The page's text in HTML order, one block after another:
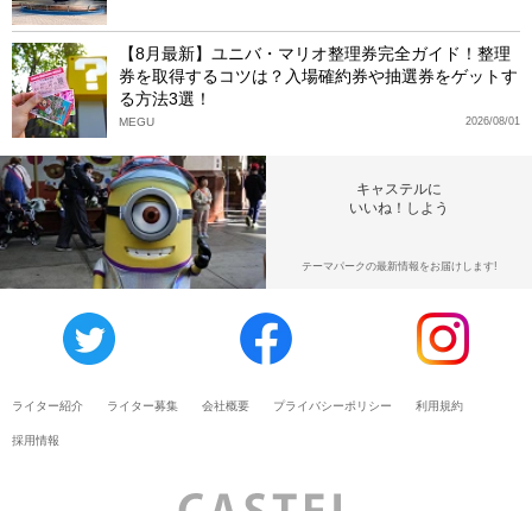
【8月最新】ユニバ・マリオ整理券完全ガイド！整理
券を取得するコツは？入場確約券や抽選券をゲットす
る方法3選！
2026/08/01
MEGU
キャステルに
いいね！しよう
テーマパークの最新情報をお届けします!
ライター紹介 ライター募集 会社概要 プライバシーポリシー 利用規約
採用情報